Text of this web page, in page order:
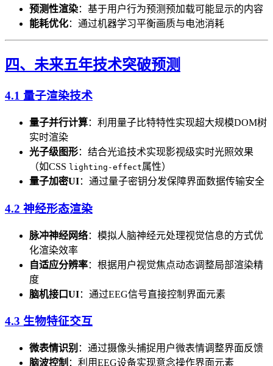
预测性渲染​：基于用户行为预测预加载可能显示的内容
能耗优化​：通过机器学习平衡画质与电池消耗
四、未来五年技术突破预测
4.1 量子渲染技术
量子并行计算​：利用量子比特特性实现超大规模DOM树
实时渲染
光子级图形​：结合光追技术实现影视级实时光照效果
（如CSS lighting-effect属性）
量子加密UI​：通过量子密钥分发保障界面数据传输安全
4.2 神经形态渲染
脉冲神经网络​：模拟人脑神经元处理视觉信息的方式优
化渲染效率
自适应分辨率​：根据用户视觉焦点动态调整局部渲染精
度
脑机接口UI​：通过EEG信号直接控制界面元素
4.3 生物特征交互
微表情识别 ​：通过摄像头捕捉用户微表情调整界面反馈
脑波控制 ​：利用EEG设备实现意念操作界面元素